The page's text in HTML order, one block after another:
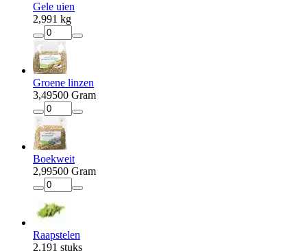
Gele uien
2,991 kg
Groene linzen
3,49500 Gram
Boekweit
2,99500 Gram
Raapstelen
2,191 stuks